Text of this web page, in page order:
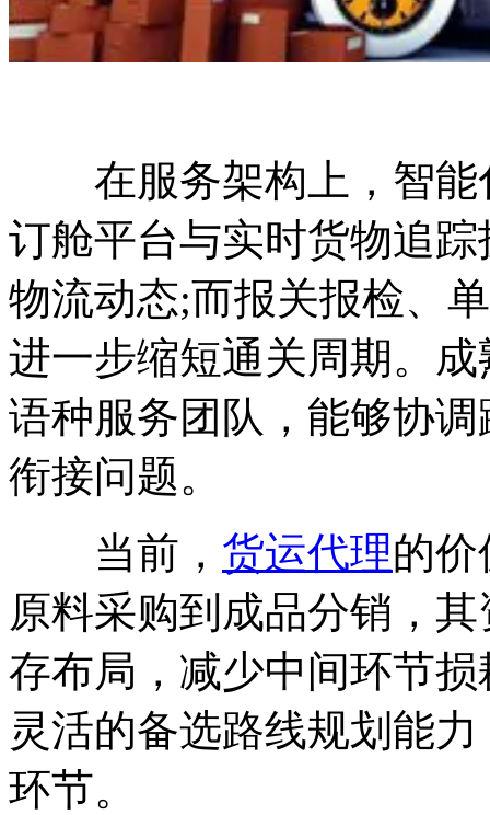
在服务架构上，智能
订舱平台与实时货物追
物流动态;而报关报检、
进一步缩短通关周期。
语种服务团队，能够协
衔接问题。
当前， 货运代理的
原料采购到成品分销，
存布局，减少中间环节
灵活的备选路线规划能
环节。